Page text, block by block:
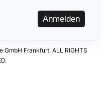
Anmelden
Frankfurt. ALL RIGHTS